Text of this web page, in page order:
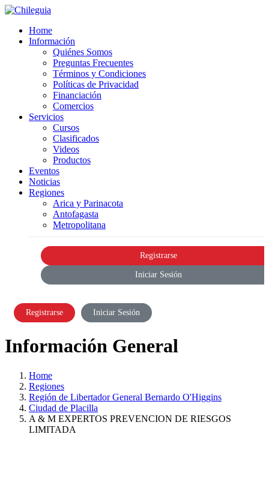
Home
Información
Quiénes Somos
Preguntas Frecuentes
Términos y Condiciones
Políticas de Privacidad
Financiación
Comercios
Servicios
Cursos
Clasificados
Videos
Productos
Eventos
Noticias
Regiones
Arica y Parinacota
Antofagasta
Metropolitana
Registrarse
Iniciar Sesión
Registrarse Iniciar Sesión
Información General
Home
Regiones
Región de Libertador General Bernardo O'Higgins
Ciudad de Placilla
A & M EXPERTOS PREVENCION DE RIESGOS
LIMITADA